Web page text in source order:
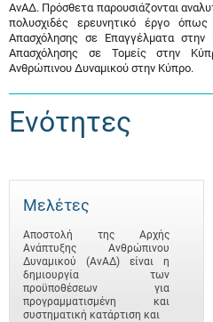
ΑνΑΔ. Πρόσθετα παρουσιάζονται
πολυσχιδές ερευνητικό έργο
Απασχόλησης σε Επαγγέλματα
Απασχόλησης σε Τομείς στην
Ανθρώπινου Δυναμικού στην Κύπρο.
Ενότητες
Μελέτες
Αποστολή της Αρχής
Ανάπτυξης Ανθρώπινου
Δυναμικού (ΑνΑΔ) είναι η
δημιουργία των
προϋποθέσεων για
προγραμματισμένη και
συστηματική κατάρτιση και